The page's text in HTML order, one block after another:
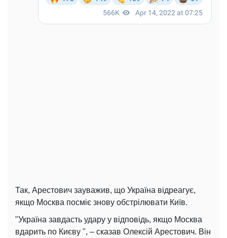
Так, Арестович зауважив, що Україна відреагує,
якщо Москва посміє знову обстрілювати Київ.
"Україна завдасть удару у відповідь, якщо Москва
вдарить по Києву ", – сказав Олексій Арестович. Він